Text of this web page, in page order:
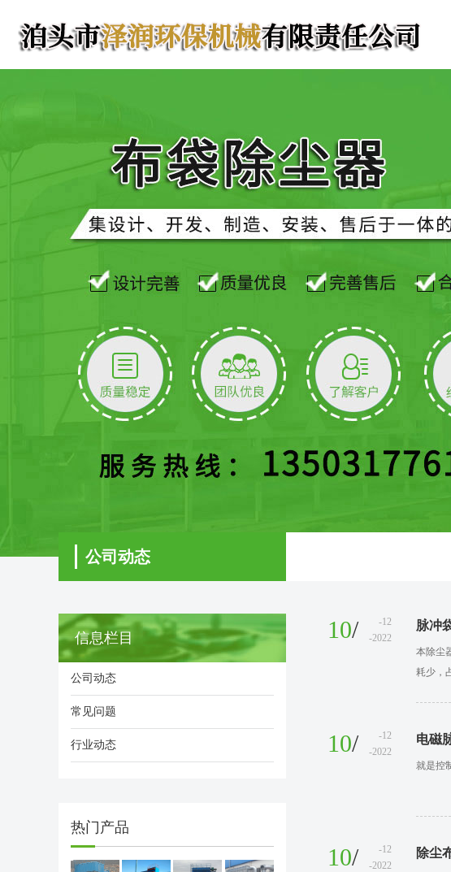
公司动态
信息栏目
公司动态
常见问题
行业动态
热门产品
10/
-12
-2022
脉冲
本除尘
耗少，
10/
-12
-2022
电磁
就是控
10/
-12
-2022
除尘